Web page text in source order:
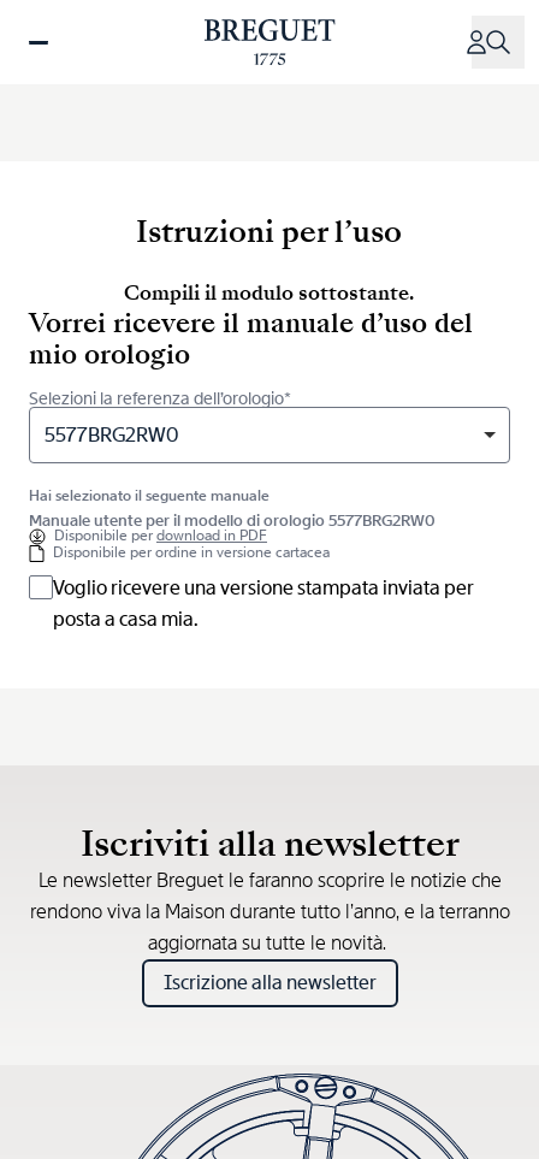
Istruzioni per l’uso
Compili il modulo sottostante.
Vorrei ricevere il manuale d’uso del
mio orologio
Selezioni la referenza dell’orologio*
5577BRG2RW0
Hai selezionato il seguente manuale
Manuale utente per il modello di orologio 5577BRG2RW0
Disponibile perdownload in PDF
Disponibile per ordine in versione cartacea
Voglio ricevere una versione stampata inviata per
posta a casa mia.
Iscriviti alla newsletter
Le newsletter Breguet le faranno scoprire le notizie che
rendono viva la Maison durante tutto l’anno, e la terranno
aggiornata su tutte le novità.
Iscrizione alla newsletter